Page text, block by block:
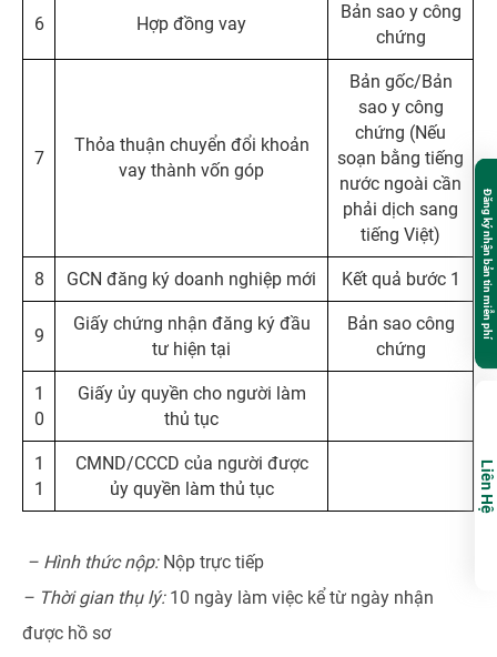
6 Hợp đồng vay
Bản sao y công
chứng
7
Thỏa thuận chuyển đổi khoản
vay thành vốn góp
Bản gốc/Bản
sao y công
chứng (Nếu
soạn bằng tiếng
nước ngoài cần
phải dịch sang
tiếng Việt)
8 GCN đăng ký doanh nghiệp mới Kết quả bước 1
9
Giấy chứng nhận đăng ký đầu
tư hiện tại
Bản sao công
chứng
1
0
Giấy ủy quyền cho người làm
thủ tục
1
1
CMND/CCCD của người được
ủy quyền làm thủ tục
– Hình thức nộp:Nộp trực tiếp
– Thời gian thụ lý:10 ngày làm việc kể từ ngày nhận
được hồ sơ
Đăng ký nhận bản tin miễn phí
Liên Hệ